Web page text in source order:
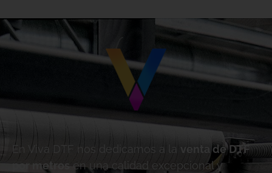
En Viva DTF nos dedicamos a la
venta de DTF
por metros
en una calidad excepcional y